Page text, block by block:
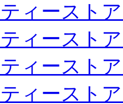
ィースト
ィースト
ィースト
ィースト